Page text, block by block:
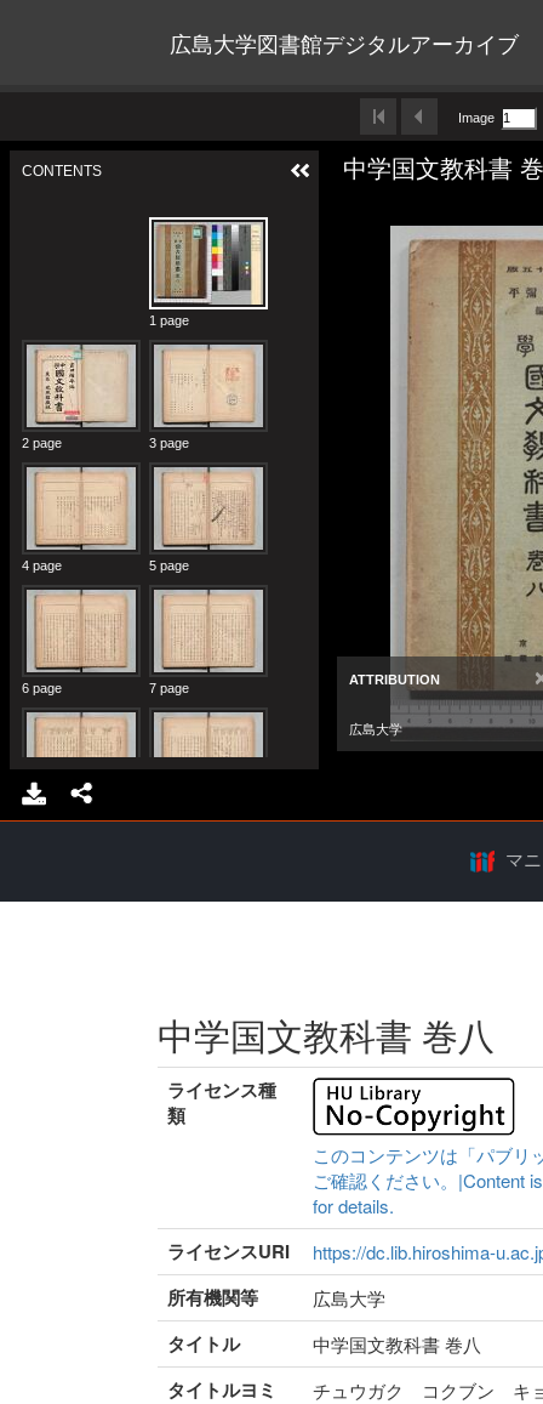
広島大学図書館デジタルアーカイブ
マ
中学国文教科書 巻八
ライセンス種
類
このコンテンツは「パブリ
ご確認ください。|Content
for details.
ライセンスURI https://dc.lib.hiroshima-
所有機関等 広島大学
タイトル 中学国文教科書 巻八
タイトルヨミ チュウガク コクブン キ